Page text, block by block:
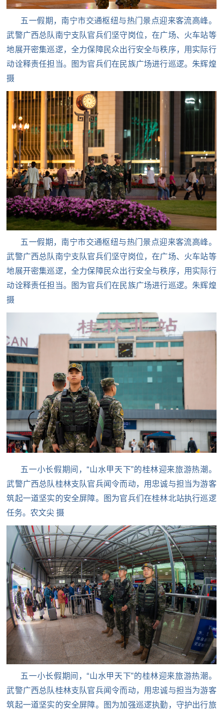
采
人
务
退
军
人
服
务
文
化
国
防
文
化
国
防
红
色
文
旅
关
于
我
五一假期，南宁市交通枢纽与热门景点迎来客流高峰。
武警广西总队南宁支队官兵们坚守岗位，在广场、火车站等
地展开密集巡逻，全力保障民众出行安全与秩序，用实际行
动诠释责任担当。图为官兵们在民族广场进行巡逻。朱辉煌
摄
五一假期，南宁市交通枢纽与热门景点迎来客流高峰。
武警广西总队南宁支队官兵们坚守岗位，在广场、火车站等
地展开密集巡逻，全力保障民众出行安全与秩序，用实际行
动诠释责任担当。图为官兵们在民族广场进行巡逻。朱辉煌
摄
五一小长假期间，“山水甲天下”的桂林迎来旅游热潮。
武警广西总队桂林支队官兵闻令而动，用忠诚与担当为游客
筑起一道坚实的安全屏障。图为官兵们在桂林北站执行巡逻
任务。农文尖 摄
五一小长假期间，“山水甲天下”的桂林迎来旅游热潮。
武警广西总队桂林支队官兵闻令而动，用忠诚与担当为游客
筑起一道坚实的安全屏障。图为加强巡逻执勤，守护出行旅